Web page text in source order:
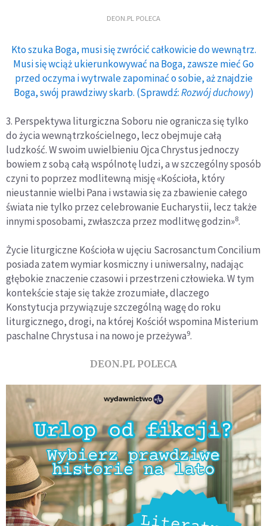
DEON.PL POLECA
Kto szuka Boga, musi się zwrócić całkowicie do wewnątrz.
Musi się wciąż ukierunkowywać na Boga, zawsze mieć Go
przed oczyma i wytrwale zapominać o sobie, aż znajdzie
Boga, swój prawdziwy skarb. (Sprawdź:Rozwój duchowy)
3. Perspektywa liturgiczna Soboru nie ogranicza się tylko
do życia wewnątrzkościelnego, lecz obejmuje całą
ludzkość. W swoim uwielbieniu Ojca Chrystus jednoczy
bowiem z sobą całą wspólnotę ludzi, a w szczególny sposób
czyni to poprzez modlitewną misję «Kościoła, który
nieustannie wielbi Pana i wstawia się za zbawienie całego
świata nie tylko przez celebrowanie Eucharystii, lecz także
innymi sposobami, zwłaszcza przez modlitwę godzin»8.
Życie liturgiczne Kościoła w ujęciu Sacrosanctum Concilium
posiada zatem wymiar kosmiczny i uniwersalny, nadając
głębokie znaczenie czasowi i przestrzeni człowieka. W tym
kontekście staje się także zrozumiałe, dlaczego
Konstytucja przywiązuje szczególną wagę do roku
liturgicznego, drogi, na której Kościół wspomina Misterium
paschalne Chrystusa i na nowo je przeżywa9.
DEON.PL POLECA